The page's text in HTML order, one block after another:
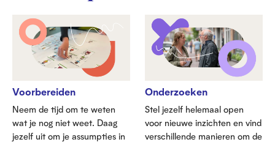
Voorbereiden
Neem de tijd om te weten
wat je nog niet weet. Daag
jezelf uit om je assumpties in
Onderzoeken
Stel jezelf helemaal open
voor nieuwe inzichten en vind
verschillende manieren om de